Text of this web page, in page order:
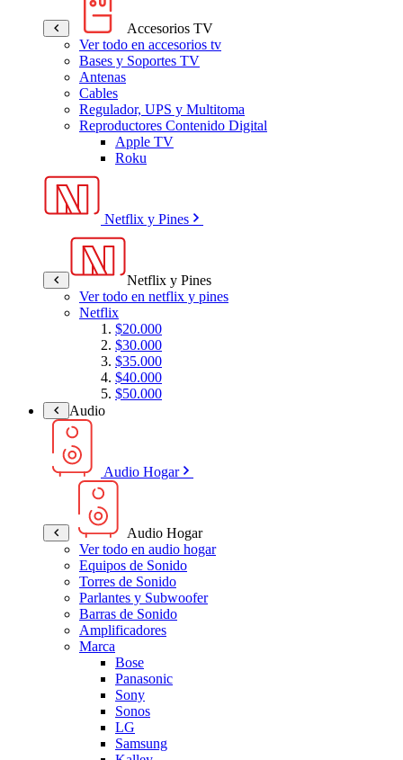
Accesorios TV
Ver todo en accesorios tv
Bases y Soportes TV
Antenas
Cables
Regulador, UPS y Multitoma
Reproductores Contenido Digital
Apple TV
Roku
Netflix y Pines
Netflix y Pines
Ver todo en netflix y pines
Netflix
$20.000
$30.000
$35.000
$40.000
$50.000
Audio
Audio Hogar
Audio Hogar
Ver todo en audio hogar
Equipos de Sonido
Torres de Sonido
Parlantes y Subwoofer
Barras de Sonido
Amplificadores
Marca
Bose
Panasonic
Sony
Sonos
LG
Samsung